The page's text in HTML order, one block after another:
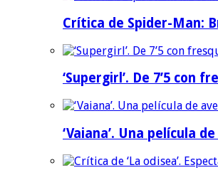
Crítica de Spider-Man:
‘Supergirl’. De 7’5 con
‘Vaiana’. Una película